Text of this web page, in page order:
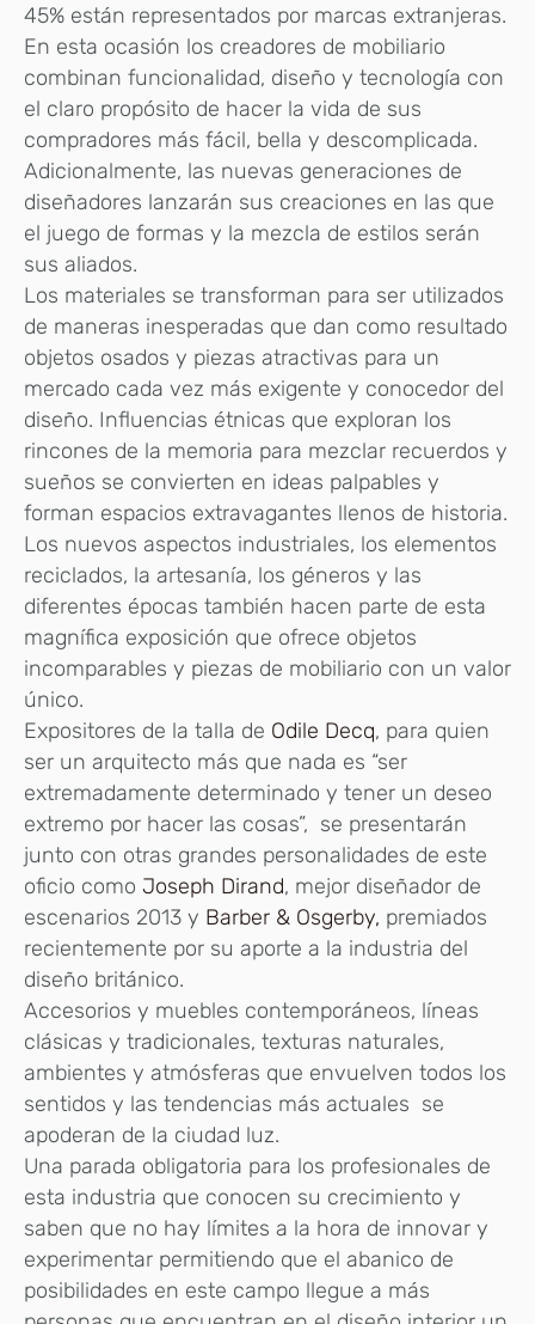
45% están representados por marcas extranjeras.
En esta ocasión los creadores de mobiliario
combinan funcionalidad, diseño y tecnología con
el claro propósito de hacer la vida de sus
compradores más fácil, bella y descomplicada.
Adicionalmente, las nuevas generaciones de
diseñadores lanzarán sus creaciones en las que
el juego de formas y la mezcla de estilos serán
sus aliados.
Los materiales se transforman para ser utilizados
de maneras inesperadas que dan como resultado
objetos osados y piezas atractivas para un
mercado cada vez más exigente y conocedor del
diseño. Influencias étnicas que exploran los
rincones de la memoria para mezclar recuerdos y
sueños se convierten en ideas palpables y
forman espacios extravagantes llenos de historia.
Los nuevos aspectos industriales, los elementos
reciclados, la artesanía, los géneros y las
diferentes épocas también hacen parte de esta
magnífica exposición que ofrece objetos
incomparables y piezas de mobiliario con un valor
único.
Expositores de la talla de Odile Decq, para quien
ser un arquitecto más que nada es “ser
extremadamente determinado y tener un deseo
extremo por hacer las cosas”, se presentarán
junto con otras grandes personalidades de este
oficio como Joseph Dirand, mejor diseñador de
escenarios 2013 y Barber & Osgerby, premiados
recientemente por su aporte a la industria del
diseño británico.
Accesorios y muebles contemporáneos, líneas
clásicas y tradicionales, texturas naturales,
ambientes y atmósferas que envuelven todos los
sentidos y las tendencias más actuales se
apoderan de la ciudad luz.
Una parada obligatoria para los profesionales de
esta industria que conocen su crecimiento y
saben que no hay límites a la hora de innovar y
experimentar permitiendo que el abanico de
posibilidades en este campo llegue a más